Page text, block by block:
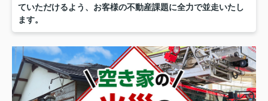
ていただけるよう、お客様の不動産課題に全力で並走いたし
ます。